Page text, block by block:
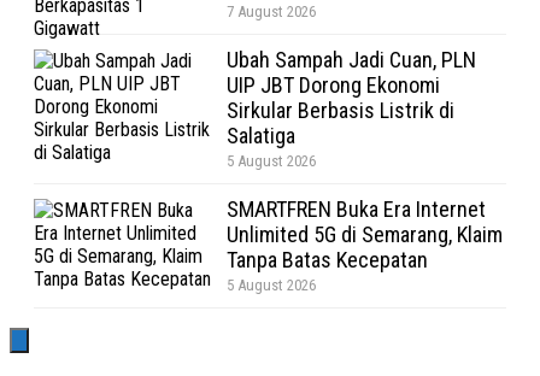
7 August 2026
Ubah Sampah Jadi Cuan, PLN
UIP JBT Dorong Ekonomi
Sirkular Berbasis Listrik di
Salatiga
5 August 2026
SMARTFREN Buka Era Internet
Unlimited 5G di Semarang, Klaim
Tanpa Batas Kecepatan
5 August 2026